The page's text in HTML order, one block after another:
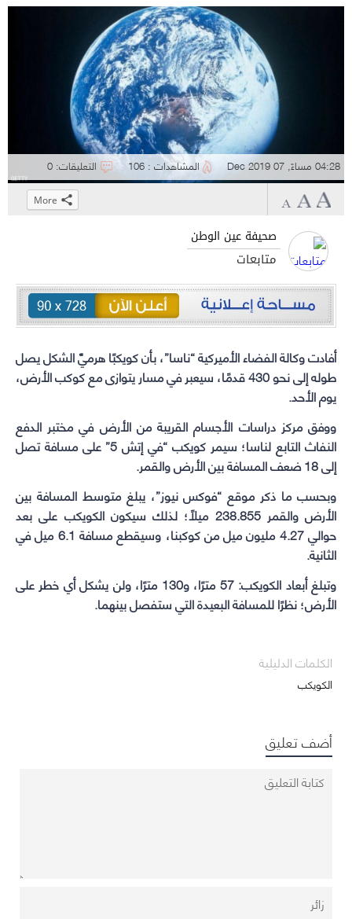
04:28 مساءً, 07 Dec 2019 المشاهدات : 106 التعليقات: 0
صحيفة عين الوطن
متابعات
أفادت وكالة الفضاء الأميركية “ناسا”، بأن كويكبًا هرميَّ الشكل يصل
طوله إلى نحو 430 قدمًا، سيعبر في مسار يتوازى مع كوكب الأرض،
يوم الأحد.
ووفق مركز دراسات الأجسام القريبة من الأرض في مختبر الدفع
النفاث التابع لناسا؛ سيمر كويكب “في إتش 5” على مسافة تصل
إلى 18 ضعف المسافة بين الأرض والقمر.
وبحسب ما ذكر موقع “فوكس نيوز”، يبلغ متوسط المسافة بين
الأرض والقمر 238.855 ميلًا؛ لذلك سيكون الكويكب على بعد
حوالي 4.27 مليون ميل من كوكبنا، وسيقطع مسافة 6.1 ميل في
الثانية.
وتبلغ أبعاد الكويكب: 57 مترًا، و130 مترًا، ولن يشكل أي خطر على
الأرض؛ نظرًا للمسافة البعيدة التي ستفصل بينهما.
Twitter
(Opens
in
window)
Facebook
(Opens
in
window)
Telegram
(Opens
in
window)
Click
WhatsApp
(Opens
in
window)
More
الكلمات الدليلية
الكويكب
أضف تعليق